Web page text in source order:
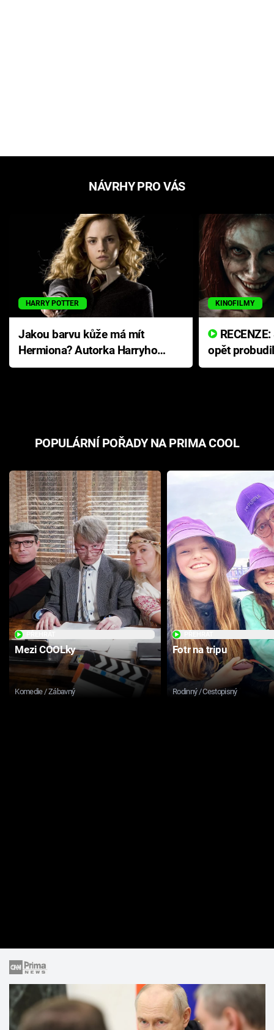
NÁVRHY PRO VÁS
HARRY POTTER
Jakou barvu kůže má mít
Hermiona? Autorka Harryho
Pottera přišla s ráznou
KINOFILMY
opět
přichází s
POPULÁRNÍ POŘADY NA PRIMA COOL
Mezi COOLky
Komedie / Zábavný
Fotr na tripu
Rodinný / Cestopisný